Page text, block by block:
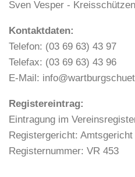
Sven Vesper -
Kontaktdaten:
Telefon: (03 69 63) 43 97
Telefax: (03 69 63) 43 96
E-Mail:
Registereintrag:
Eintragung im
Registergericht:
Registernummer: VR 453